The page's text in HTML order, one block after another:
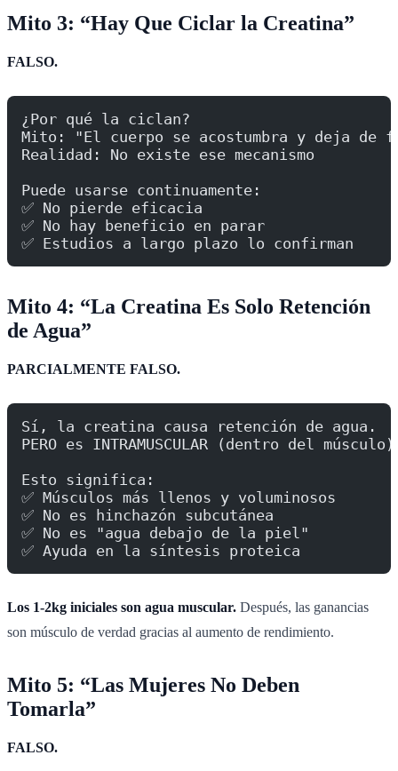
Mito 3: “Hay Que Ciclar la Creatina”
FALSO.
¿Por qué la ciclan?
Mito: "El cuerpo se acostumbra y deja de
Realidad: No existe ese mecanismo
Puede usarse continuamente:
✅ No pierde eficacia
✅ No hay beneficio en parar
✅ Estudios a largo plazo lo confirman
Mito 4: “La Creatina Es Solo Retención
de Agua”
PARCIALMENTE FALSO.
Sí, la creatina causa retención de agua.
PERO es INTRAMUSCULAR (dentro del
Esto significa:
✅ Músculos más llenos y voluminosos
✅ No es hinchazón subcutánea
✅ No es "agua debajo de la piel"
✅ Ayuda en la síntesis proteica
Los 1-2kg iniciales son agua muscular. Después, las ganancias
son músculo de verdad gracias al aumento de rendimiento.
Mito 5: “Las Mujeres No Deben
Tomarla”
FALSO.